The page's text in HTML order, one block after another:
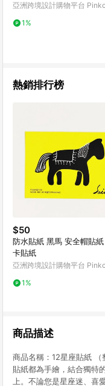
亞洲跨境設計購物平台
1%
熱銷排行榜
$50
防水貼紙 黑馬 安全帽貼紙 悠遊
卡貼紙
亞洲跨境設計購物平台
1%
商品描述
商品名稱：12星座貼紙
貼紙都為手繪，結合獨特
上。不論您是星座迷、